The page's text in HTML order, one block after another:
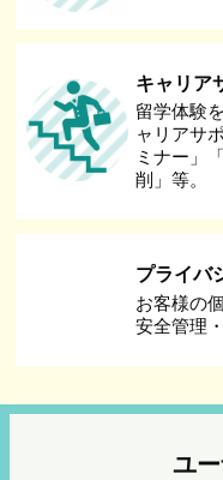
キャリア
留学体験
ャリアサ
ミナー」
削」等。
プライバ
お客様の
安全管理
ユ